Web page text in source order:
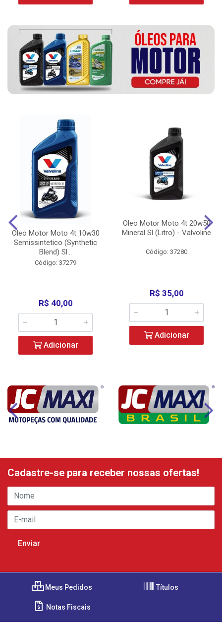
Oleo Motor Moto 4t 10w30
Semissintetico (Synthetic
Blend) Sl...
Código: 37279
R$ 40,00
Adicionar
Oleo Motor Moto 4t 20w50
Mineral Sl (Litro) - Valvoline
Código: 37280
R$ 35,00
Adicionar
Cadastre-se para receber nossas ofertas!
Meus Pedidos Títulos
Notas Fiscais